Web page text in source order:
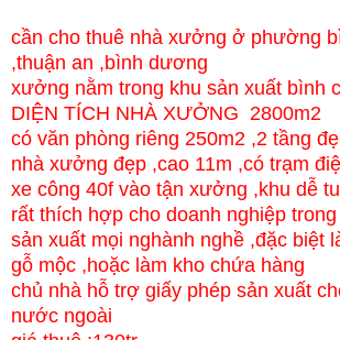
cần cho thuê nhà xưởng ở phường
,thuận an ,bình dương
xưởng nằm trong khu sản xuất bình
DIỆN TÍCH NHÀ XƯỞNG 2800m2
có văn phòng riêng 250m2 ,2 tầng
nhà xưởng đẹp ,cao 11m ,có trạm
xe công 40f vào tận xưởng ,khu dễ
rất thích hợp cho doanh nghiệp
sản xuất mọi nghành nghề ,đặc biệt
gỗ mộc ,hoặc làm kho chứa hàng
chủ nhà hỗ trợ giấy phép sản xuất
nước ngoài